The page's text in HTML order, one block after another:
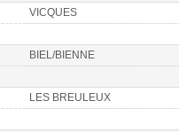
VICQUES
BIEL/BIENNE
LES BREULEUX